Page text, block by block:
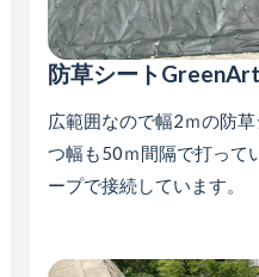
防草シート
広範囲なので幅2ｍの防
つ幅も50ｍ間隔で打って
ープで接続しています。